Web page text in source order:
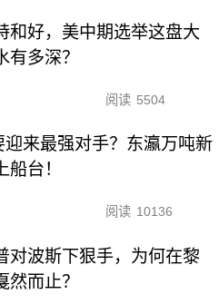
和好，美中期选举这盘大
有多深？
阅读 5504
迎来最强对手？东瀛万吨新
船台！
阅读 10136
对波斯下狠手，为何在黎
然而止？